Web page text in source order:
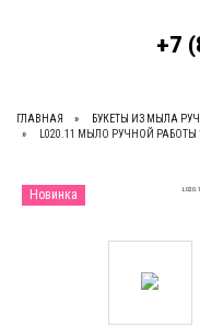
+7
ГЛАВНАЯ
БУКЕТЫ ИЗ МЫЛА
L020.11 МЫЛО РУЧНОЙ
Новинка